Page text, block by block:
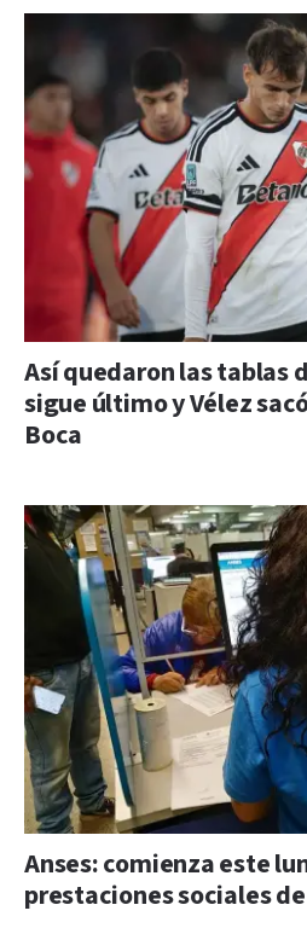
Así quedaron las tablas
sigue último y Vélez
Boca
Anses: comienza este
prestaciones sociales